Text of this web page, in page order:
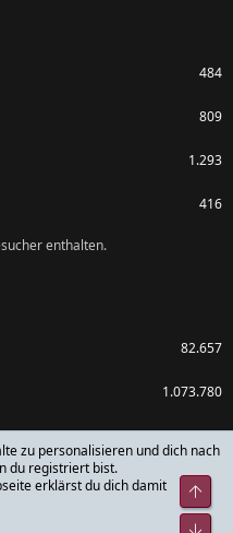
484
809
1.293
416
enthalten.
82.657
1.073.780
79.783
rickdick
zu personalisieren und dich nach
du registriert bist.
erklärst du dich damit